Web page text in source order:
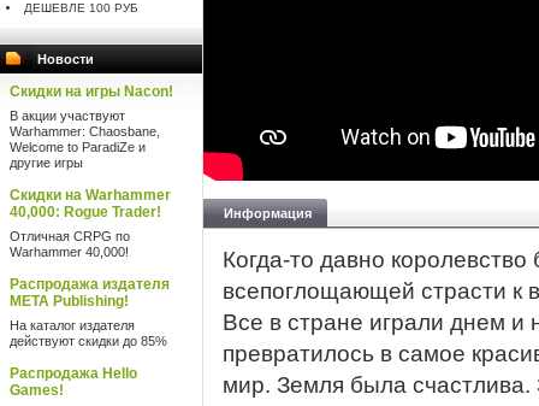
ДЕШЕВЛЕ 100 РУБ
Новости
Скидки на игры Nacon!
В акции участвуют
Warhammer: Chaosbane,
Welcome to ParadiZe и
другие игры
Скидки на Warhammer
40,000: Rogue Trader!
Отличная CRPG по
Warhammer 40,000!
Распродажа издателя
META Publishing!
На каталог издателя
действуют скидки до 85%
Распродажа Hello
Games!
Информация
Когда-то давно
всепоглощающей страсти
Все в стране играли днем ​​и
превратилось в самое
мир. Земля была